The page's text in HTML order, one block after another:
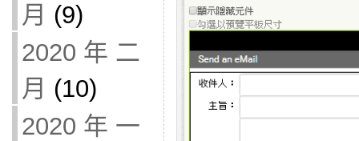
月 (9)
2020 年 二
月 (10)
2020 年 一